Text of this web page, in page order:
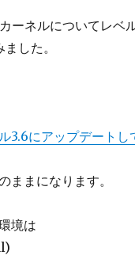
ネルについてレベ
した。
にアップデートし
ままになります。
境は